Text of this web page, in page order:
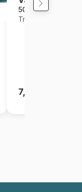
500 pièces
Trefl
7,95€